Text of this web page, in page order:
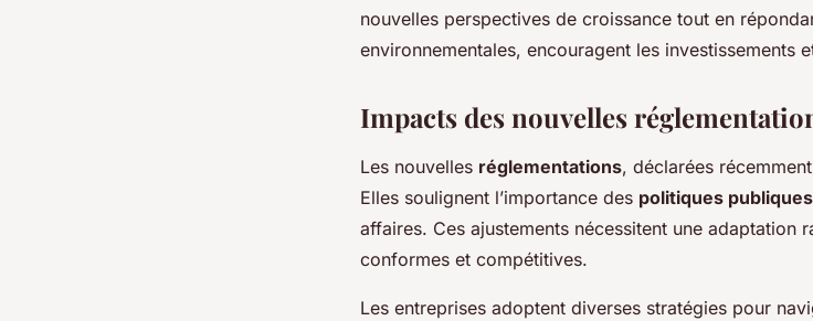
nouvelles perspectives de croissance tout en
environnementales, encouragent les investissements
Impacts des nouvelles
Les nouvelles réglementations, déclarées
Elles soulignent l’importance des politiques publiques
affaires. Ces ajustements nécessitent une adaptation
conformes et compétitives.
Les entreprises adoptent diverses stratégies pour